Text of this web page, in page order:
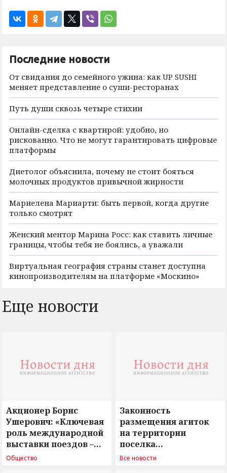
Последние новости
От свидания до семейного ужина: как UP SUSHI
меняет представление о суши-ресторанах
Путь души сквозь четыре стихии
Онлайн-сделка с квартирой: удобно, но
рискованно. Что не могут гарантировать цифровые
платформы
Диетолог объяснила, почему не стоит бояться
молочных продуктов привычной жирности
Мариелена Мариарти: быть первой, когда другие
только смотрят
Женский ментор Марина Росс: как ставить личные
границы, чтобы тебя не боялись, а уважали
Виртуальная география страны станет доступна
кинопроизводителям на платформе «Москино»
Еще новости
Акционер Борис
Ушерович: «Ключевая
роль международной
выставки поездов –
поиск ответов на
Общество
Законность
размещения агиток
на территории
поселка
Новосергиевка
Все новости